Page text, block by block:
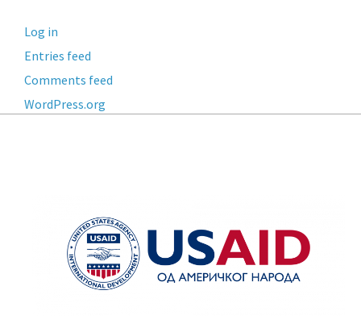
Log in
Entries feed
Comments feed
WordPress.org